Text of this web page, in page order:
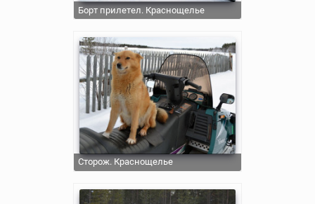
Борт прилетел. Краснощелье
Сторож. Краснощелье